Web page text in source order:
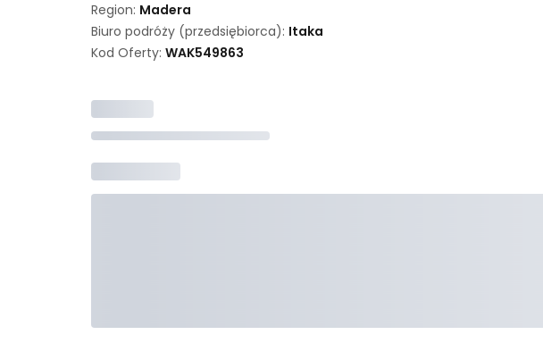
Region: Madera
Biuro podróży (przedsiębiorca): Itaka
Kod Oferty: WAK549863